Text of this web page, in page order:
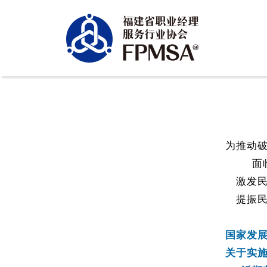
为推动
面
激发
提振
国家发
关于实